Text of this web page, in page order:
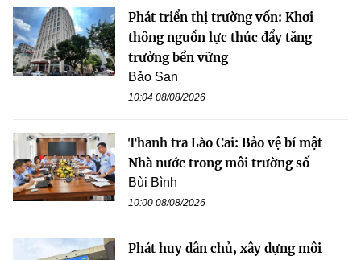
Phát triển thị trường vốn: Khơi
thông nguồn lực thúc đẩy tăng
trưởng bền vững
Bảo San
10:04 08/08/2026
Thanh tra Lào Cai: Bảo vệ bí mật
Nhà nước trong môi trường số
Bùi Bình
10:00 08/08/2026
Phát huy dân chủ, xây dựng môi